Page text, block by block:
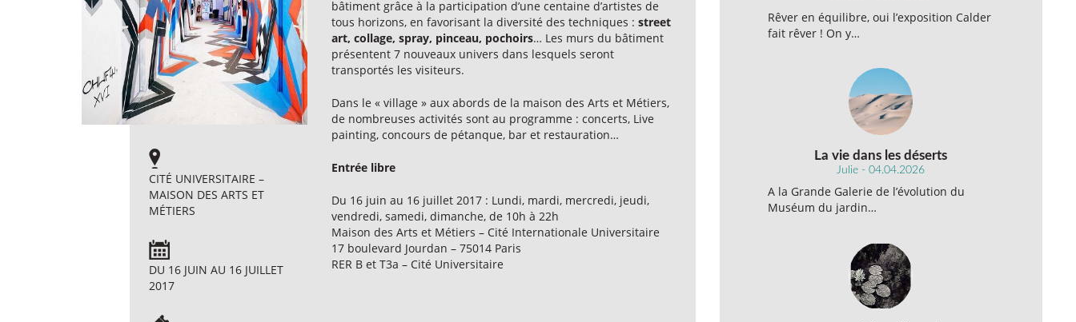
CITÉ UNIVERSITAIRE –
MAISON DES ARTS ET
MÉTIERS
DU 16 JUIN AU 16 JUILLET
2017
bâtiment grâce à la participation d’une centaine d’artistes de
tous horizons, en favorisant la diversité des techniques : street
art, collage, spray, pinceau, pochoirs… Les murs du bâtiment
présentent 7 nouveaux univers dans lesquels seront
transportés les visiteurs.
Dans le « village » aux abords de la maison des Arts et Métiers,
de nombreuses activités sont au programme : concerts, Live
painting, concours de pétanque, bar et restauration…
Entrée libre
Du 16 juin au 16 juillet 2017 : Lundi, mardi, mercredi, jeudi,
vendredi, samedi, dimanche, de 10h à 22h
Maison des Arts et Métiers – Cité Internationale Universitaire
17 boulevard Jourdan – 75014 Paris
RER B et T3a – Cité Universitaire
Rêver en équilibre, oui l’exposition Calder
fait rêver ! On y…
La vie dans les déserts
Julie - 04.04.2026
A la Grande Galerie de l’évolution du
Muséum du jardin…